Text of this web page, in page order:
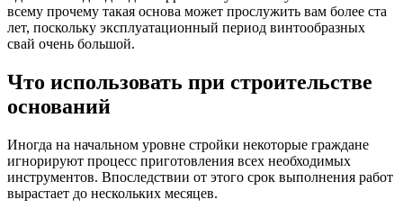
всему прочему такая основа может прослужить вам более ста
лет, поскольку эксплуатационный период винтообразных
свай очень большой.
Что использовать при строительстве
оснований
Иногда на начальном уровне стройки некоторые граждане
игнорируют процесс приготовления всех необходимых
инструментов. Впоследствии от этого срок выполнения работ
вырастает до нескольких месяцев.